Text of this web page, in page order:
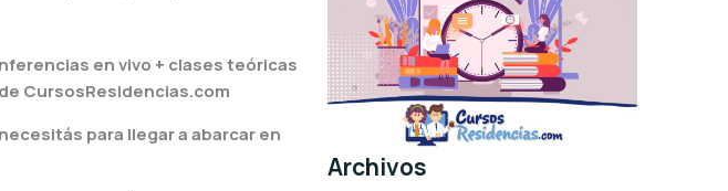
en vivo + clases teóricas
CursosResidencias.com
para llegar a abarcar en
Archivos